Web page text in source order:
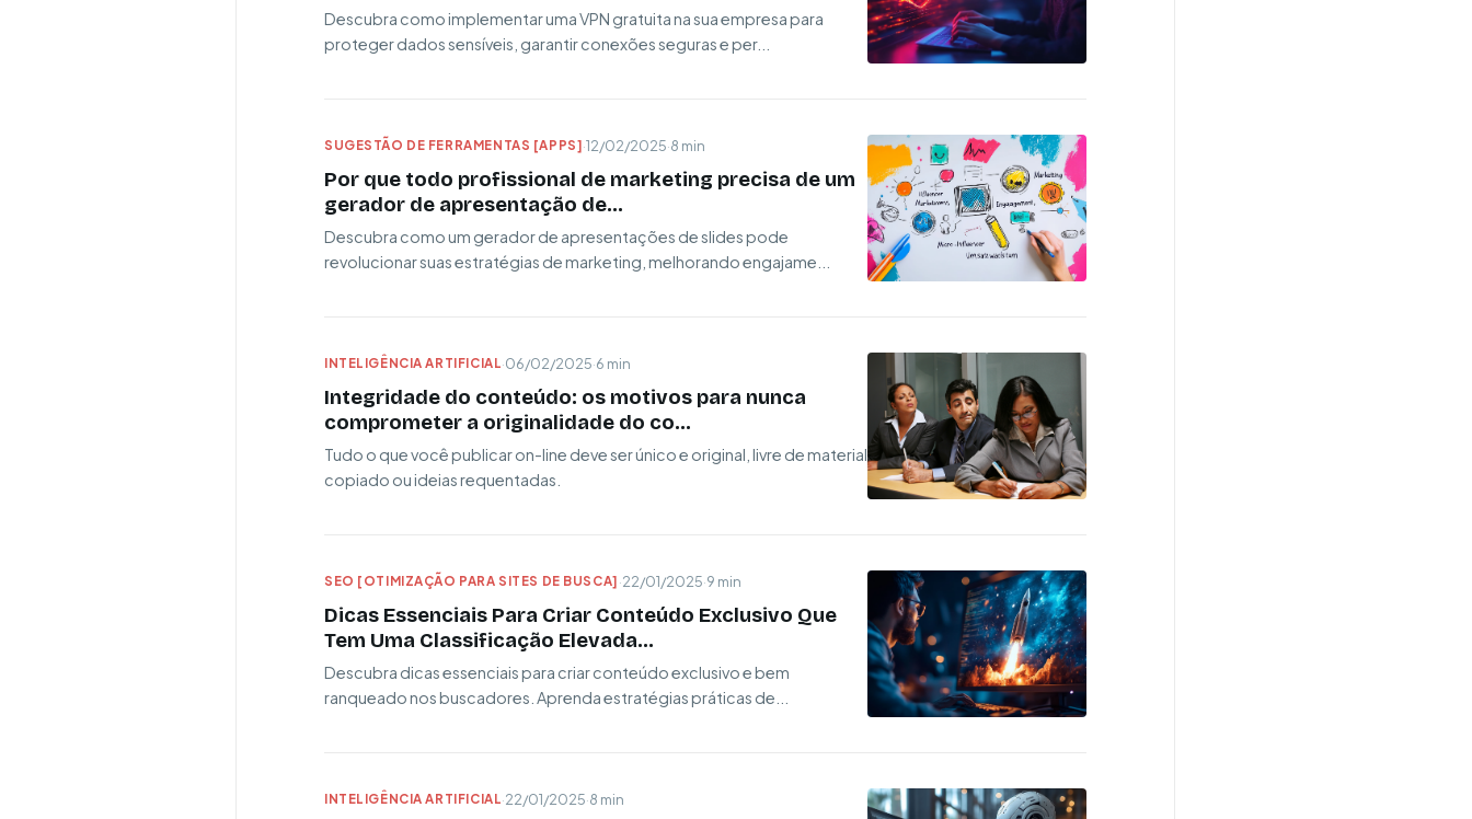
Descubra como implementar uma VPN gratuita na sua empresa para
proteger dados sensíveis, garantir conexões seguras e per...
SUGESTÃO DE FERRAMENTAS [APPS]·12/02/2025·8 min
Por que todo profissional de marketing precisa de um
gerador de apresentação de...
Descubra como um gerador de apresentações de slides pode
revolucionar suas estratégias de marketing, melhorando engajame...
INTELIGÊNCIA ARTIFICIAL·06/02/2025·6 min
Integridade do conteúdo: os motivos para nunca
comprometer a originalidade do co...
Tudo o que você publicar on-line deve ser único e original, livre de material
copiado ou ideias requentadas.
SEO [OTIMIZAÇÃO PARA SITES DE BUSCA] ·22/01/2025·9 min
Dicas Essenciais Para Criar Conteúdo Exclusivo Que
Tem Uma Classificação Elevada...
Descubra dicas essenciais para criar conteúdo exclusivo e bem
ranqueado nos buscadores. Aprenda estratégias práticas de...
INTELIGÊNCIA ARTIFICIAL·22/01/2025·8 min